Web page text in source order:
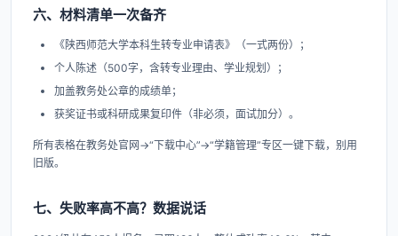
六、材料清单一次备齐
《陕西师范大学本科生转专业申请表》（一式两份）；
个人陈述（500字，含转专业理由、学业规划）；
加盖教务处公章的成绩单；
获奖证书或科研成果复印件（非必须，面试加分）。
所有表格在教务处官网→“下载中心”→“学籍管理”专区一键下载，别用
旧版。
七、失败率高不高？数据说话